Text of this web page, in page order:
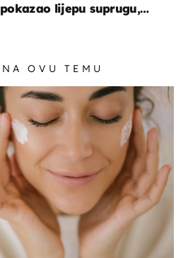
pokazao lijepu suprugu,
NA OVU TEMU